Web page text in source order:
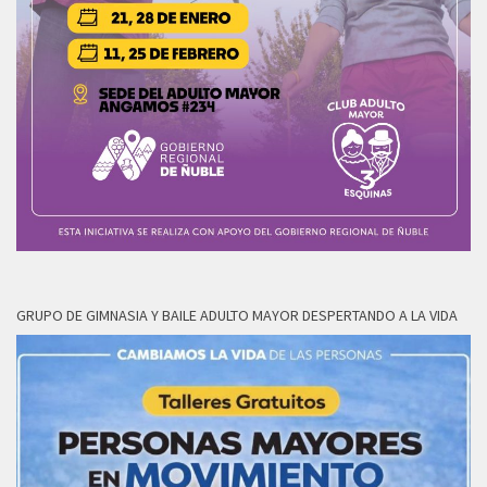
GRUPO DE GIMNASIA Y BAILE ADULTO MAYOR DESPERTANDO A LA VIDA